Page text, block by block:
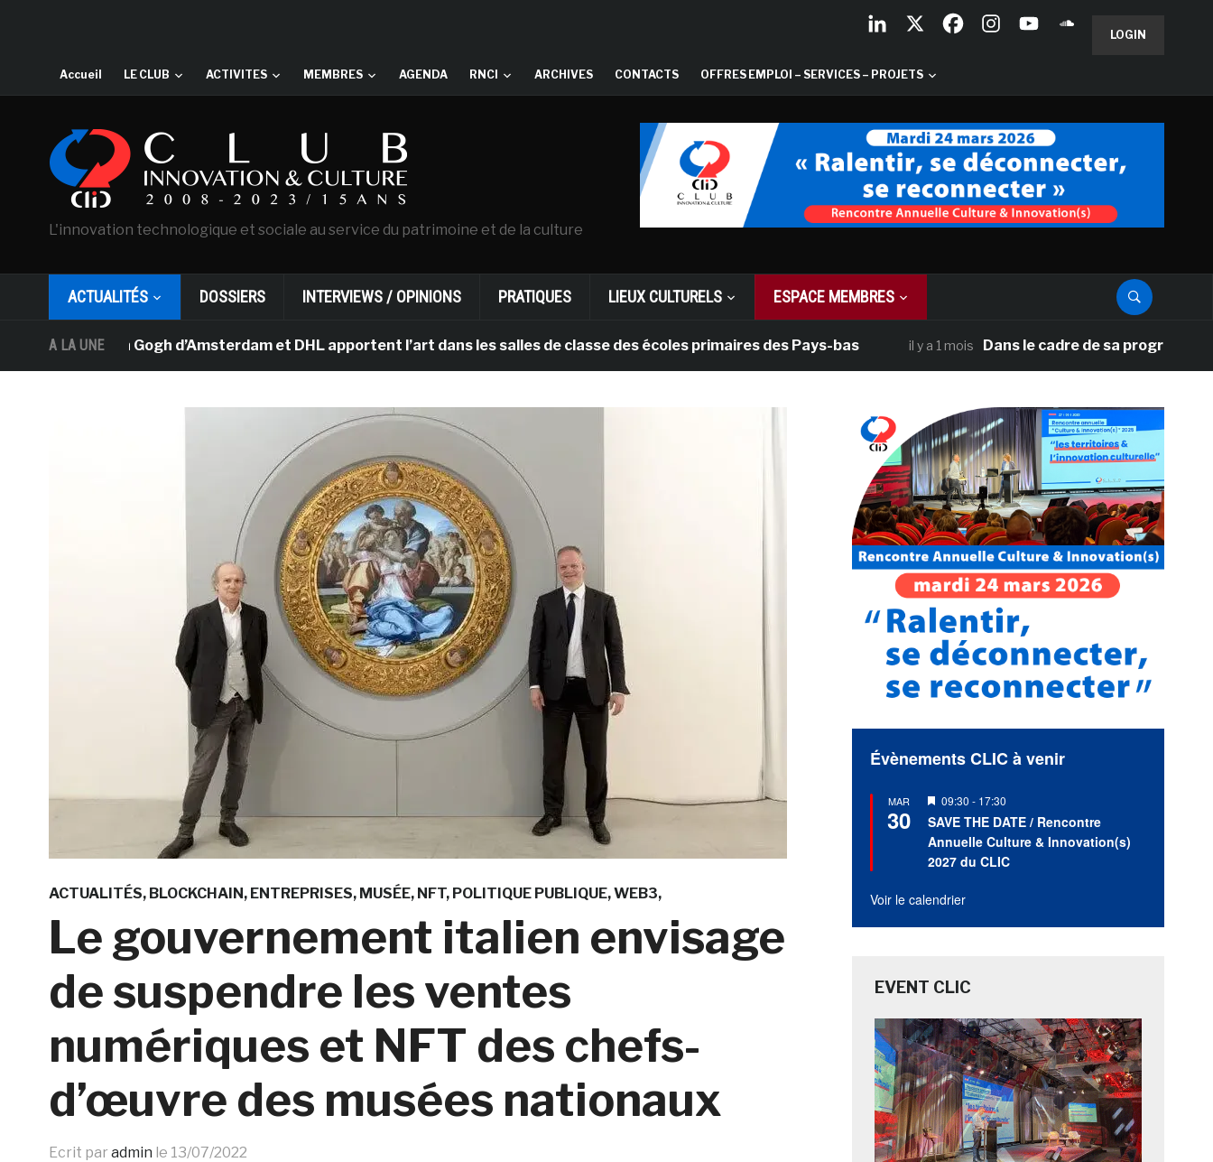
LOGIN
Accueil LE CLUB ACTIVITES MEMBRES AGENDA RNCI ARCHIVES CONTACTS OFFRES EMPLOI – SERVICES – PROJETS
L'innovation technologique et sociale au service du patrimoine et de la culture
ACTUALITÉS DOSSIERS INTERVIEWS / OPINIONS PRATIQUES LIEUX CULTURELS ESPACE MEMBRES
A LA UNE
Van Gogh d’Amsterdam et DHL apportent l’art dans les salles de classe des écoles primaires des Pays-bas il y a 1 mois Dans le cadre de sa programmation
ACTUALITÉS BLOCKCHAIN ENTREPRISES MUSÉE NFT POLITIQUE PUBLIQUE WEB3
Le gouvernement italien envisage
de suspendre les ventes
numériques et NFT des chefs-
d’œuvre des musées nationaux
Ecrit par admin le 13/07/2022
Évènements CLIC à venir
MAR
30
Mis
en
avant
09:30 - 17:30
SAVE THE DATE / Rencontre
Annuelle Culture & Innovation(s)
2027 du CLIC
Voir le calendrier
EVENT CLIC